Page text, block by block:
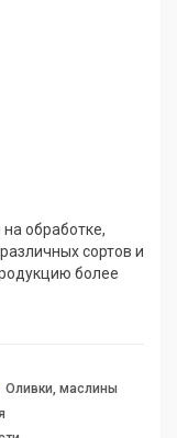
обработке,
сортов и
более
Оливки, маслины